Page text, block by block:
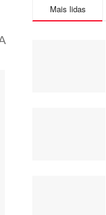
Mais lidas